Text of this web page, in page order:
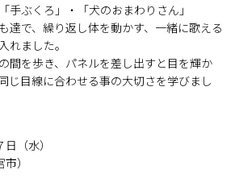
手ぶくろ」・「犬のおまわりさん」
達で、繰り返し体を動かす、一緒に歌える
れました。
間を歩き、パネルを差し出すと目を輝か
じ目線に合わせる事の大切さを学びまし
（水）
）